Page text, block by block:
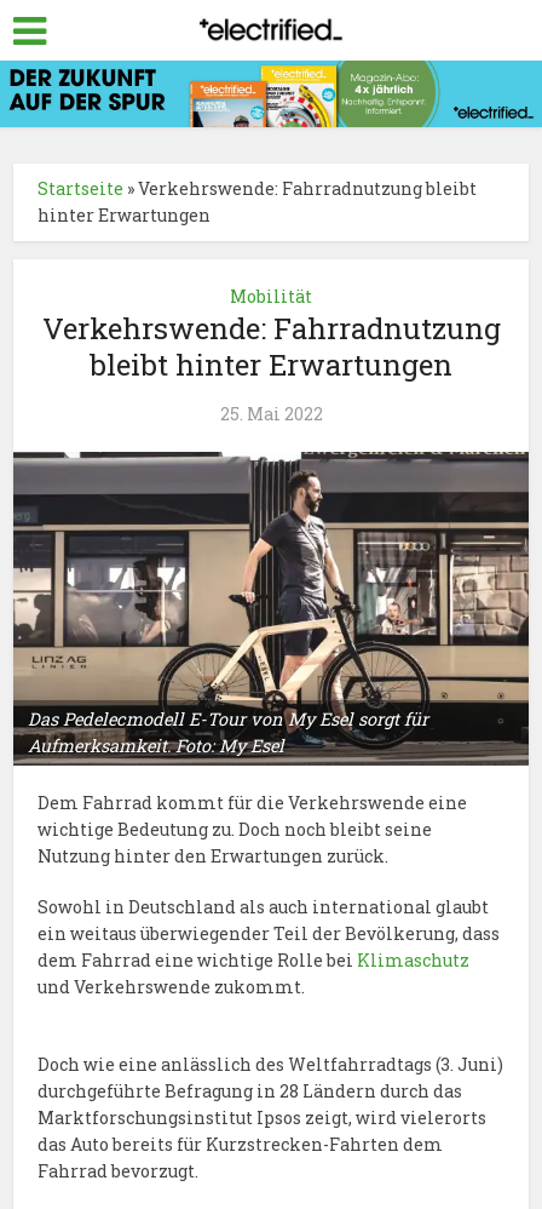
Startseite »Verkehrswende: Fahrradnutzung bleibt
hinter Erwartungen
Mobilität
Verkehrswende: Fahrradnutzung
bleibt hinter Erwartungen
25. Mai 2022
Das Pedelecmodell E-Tour von My Esel sorgt für
Aufmerksamkeit. Foto: My Esel
Dem Fahrrad kommt für die Verkehrswende eine
wichtige Bedeutung zu. Doch noch bleibt seine
Nutzung hinter den Erwartungen zurück.
Sowohl in Deutschland als auch international glaubt
ein weitaus überwiegender Teil der Bevölkerung, dass
dem Fahrrad eine wichtige Rolle bei Klimaschutz
und Verkehrswende zukommt.
Doch wie eine anlässlich des Weltfahrradtags (3. Juni)
durchgeführte Befragung in 28 Ländern durch das
Marktforschungsinstitut Ipsos zeigt, wird vielerorts
das Auto bereits für Kurzstrecken-Fahrten dem
Fahrrad bevorzugt.